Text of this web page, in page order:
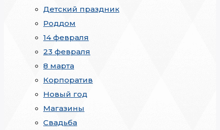
Детский праздник
Роддом
14 февраля
23 февраля
8 марта
Корпоратив
Новый год
Магазины
Свадьба